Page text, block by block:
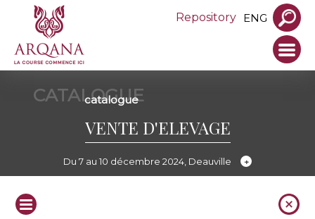
Repository ENG
CATALOGUE
catalogue
VENTE D'ELEVAGE
Du 7 au 10 décembre 2024, Deauville